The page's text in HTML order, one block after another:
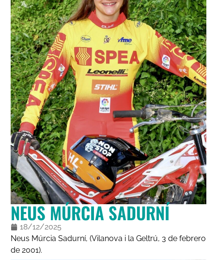
NEUS MÚRCIA SADURNÍ
18/12/2025
Neus Múrcia Sadurní, (Vilanova i la Geltrú, 3 de febrero
de 2001).